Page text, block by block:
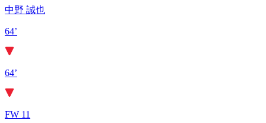
中野 誠也
64’
64’
FW 11